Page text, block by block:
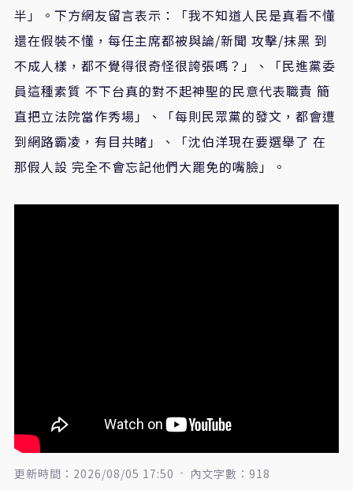
半」。下方網友留言表示：「我不知道人民是真看不懂
還在假裝不懂，每任主席都被與論/新聞 攻擊/抹黑 到
不成人樣，都不覺得很奇怪很誇張嗎？」、「民進黨委
員這種素質 不下台真的對不起神聖的民意代表職責 簡
直把立法院當作秀場」、「每則民眾黨的發文，都會遭
到網路霸凌，有目共睹」、「沈伯洋現在要選舉了 在
那假人設 完全不會忘記他們大罷免的嘴臉」。
更新時間：2026/08/05 17:50 內文字數：918